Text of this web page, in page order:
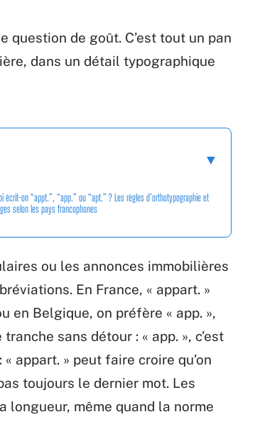
question de goût. C’est tout un pan
dans un détail typographique
écrit-on “appt.”, “app.” ou “apt.” ? Les règles d’orthotypographie et
selon les pays francophones
ou les annonces immobilières
En France, « appart. »
en Belgique, on préfère « app. »,
sans détour : « app. », c’est
appart. » peut faire croire qu’on
toujours le dernier mot. Les
longueur, même quand la norme